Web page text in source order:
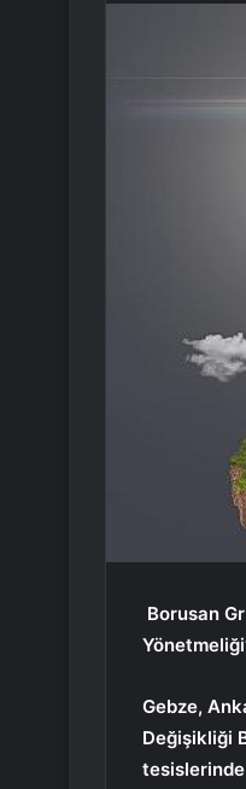
Borusan
Gebze,
Değişikliği
tesislerinde